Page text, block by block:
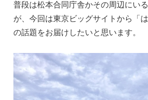
普段は松本合同庁舎かその周辺にい
が、今回は東京ビッグサイトから「
の話題をお届けしたいと思います。